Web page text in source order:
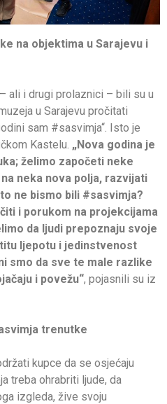
na objektima u Sarajevu i
ali i drugi prolaznici – bili su u
u Sarajevu pročitati
sam #sasvimja“. Isto je
Kastelu. „Nova godina je
želimo započeti neke
neka nova polja, razvijati
ne bismo bili #sasvimja?
i porukom na projekcijama
da ljudi prepoznaju svoje
ljepotu i jedinstvenost
smo da sve te male razlike
i povežu“, pojasnili su iz
trenutke
kupce da se osjećaju
treba ohrabriti ljude, da
izgleda, žive svoju